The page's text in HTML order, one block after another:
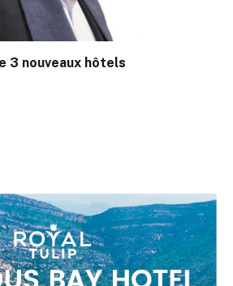
3 nouveaux hôtels